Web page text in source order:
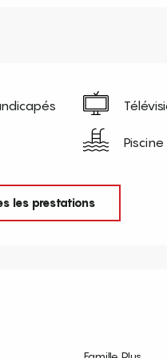
Piscine
les prestations
prestations